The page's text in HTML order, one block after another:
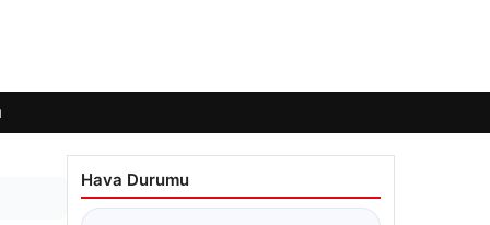
Hava Durumu